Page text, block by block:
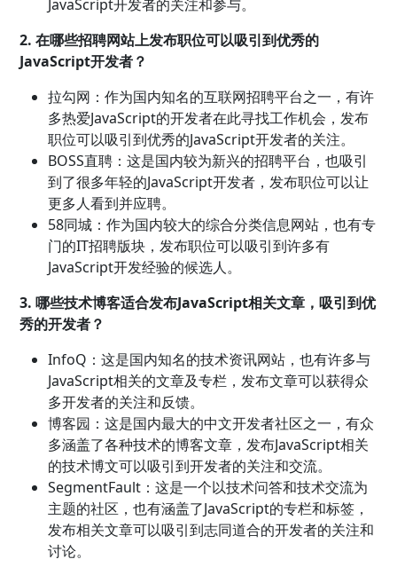
JavaScript开发者的关注和参与。
2. 在哪些招聘网站上发布职位可以吸引到优秀的
JavaScript开发者？
拉勾网：作为国内知名的互联网招聘平台之一，有许
多热爱JavaScript的开发者在此寻找工作机会，发布
职位可以吸引到优秀的JavaScript开发者的关注。
BOSS直聘：这是国内较为新兴的招聘平台，也吸引
到了很多年轻的JavaScript开发者，发布职位可以让
更多人看到并应聘。
58同城：作为国内较大的综合分类信息网站，也有专
门的IT招聘版块，发布职位可以吸引到许多有
JavaScript开发经验的候选人。
3. 哪些技术博客适合发布JavaScript相关文章，吸引到优
秀的开发者？
InfoQ：这是国内知名的技术资讯网站，也有许多与
JavaScript相关的文章及专栏，发布文章可以获得众
多开发者的关注和反馈。
博客园：这是国内最大的中文开发者社区之一，有众
多涵盖了各种技术的博客文章，发布JavaScript相关
的技术博文可以吸引到开发者的关注和交流。
SegmentFault：这是一个以技术问答和技术交流为
主题的社区，也有涵盖了JavaScript的专栏和标签，
发布相关文章可以吸引到志同道合的开发者的关注和
讨论。